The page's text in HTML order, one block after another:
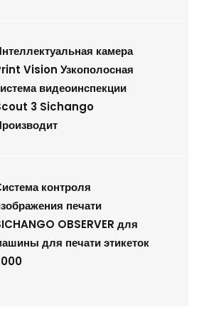
камера
Vision Узкополосная
видеоинспекции
3 Sichango
контроля
печати
OBSERVER для
для печати этикеток